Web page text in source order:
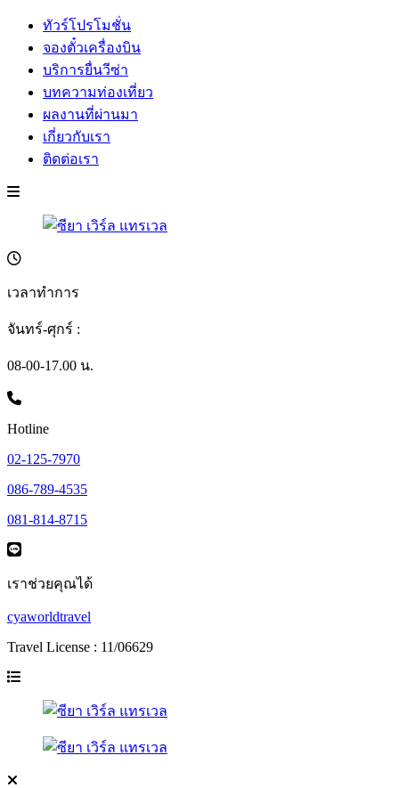
ทัวร์โปรโมชั่น
จองตั๋วเครื่องบิน
บริการยื่นวีซ่า
บทความท่องเที่ยว
ผลงานที่ผ่านมา
เกี่ยวกับเรา
ติดต่อเรา
เวลาทำการ
จันทร์-ศุกร์ :
08-00-17.00 น.
Hotline
02-125-7970
086-789-4535
081-814-8715
เราช่วยคุณได้
cyaworldtravel
Travel License : 11/06629